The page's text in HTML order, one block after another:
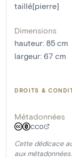
taillé[pierre]
Dimensions
hauteur: 85 cm
largeur: 67 cm
DROITS &
Métadonnées
CC0
Cette dédicace
aux